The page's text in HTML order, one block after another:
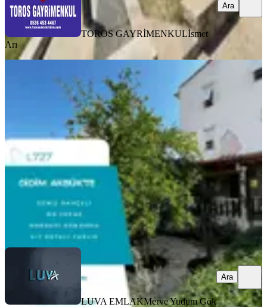
TOROS GAYRİMENKULİsmet
Arı
Ara
Didim Akbük'te Satılık Eşyalı Villa |
4+1| Geniş Bahçe | Havuzlu Site
Didim, Akbük Mahallesi
4+1·230 m²· Villa tipi·25.07.2026
8.750.000 ₺
LUVA EMLAKMerve Yudum Gök
LUVA EMLAKMerve Yudum Gök
Ara